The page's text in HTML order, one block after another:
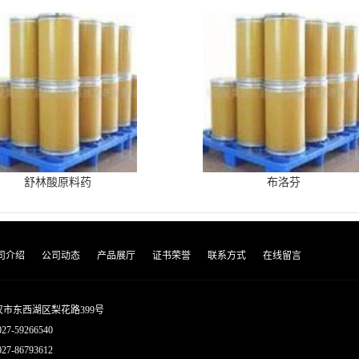
舒林酸原料药 布洛芬
介绍 公司动态 产品展厅 证书荣誉 联系方式 在线留言
市东西湖区梨花路399号
59266540
86793612